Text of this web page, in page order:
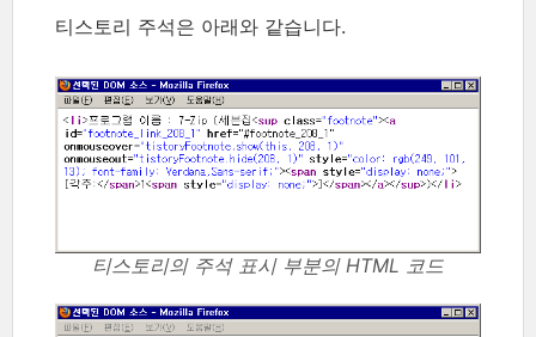
티스토리 주석은 아래와 같습니다.
티스토리의 주석 표시 부분의 HTML 코드